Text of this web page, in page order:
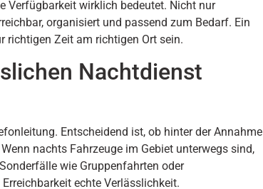
Verfügbarkeit wirklich bedeutet. Nicht nur
organisiert und passend zum Bedarf. Ein
richtigen Zeit am richtigen Ort sein.
Nachtdienst
Entscheidend ist, ob hinter der Annahme
nachts Fahrzeuge im Gebiet unterwegs sind,
wie Gruppenfahrten oder
echte Verlässlichkeit.